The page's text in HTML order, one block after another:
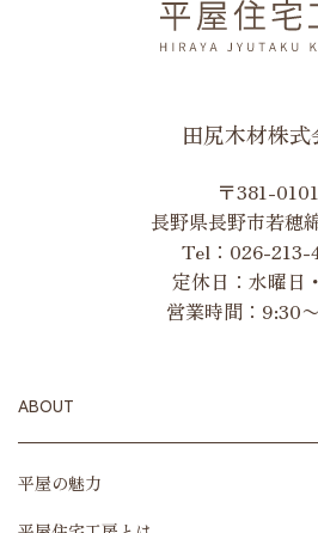
田尻木材株式
〒381-0101
長野県長野市若穂
Tel： 026-213-
定休日：水曜日
営業時間：9:30
ABOUT
平屋の魅力